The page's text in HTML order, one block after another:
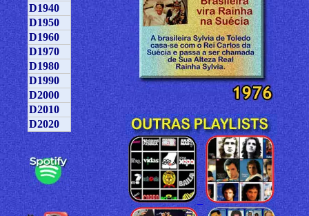
D1940
D1950
D1960
D1970
D1980
D1990
D2000
D2010
D2020